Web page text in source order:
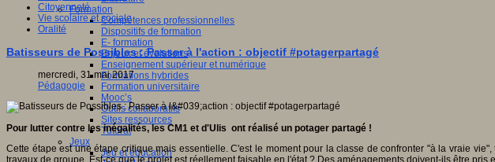
Formation
Compétences professionnelles
Dispositifs de formation
E- formation
Enjeux et évolutions
Enseignement supérieur et numérique
Formations hybrides
Formation universitaire
Mooc’s
Outils collaboratifs
Sites ressources
Tutorat
Jeux
Jeu et éducation
Citoyenneté
Vie scolaire et sociale
Oralité
Batisseurs de Possibles : Passer à l'action : objectif #potagerpartagé
mercredi, 31 mai 2017
Pédagogie
Pour lutter contre les inégalités, les CM1 et d'Ulis ont réalisé un potager partagé !
Cette étape est une étape critique mais essentielle. C'est le moment pour la classe de confronter "à la vraie
travaux de groupe. Est-ce que le projet est réellement faisable en l'état ? Des aménagements doivent-ils être